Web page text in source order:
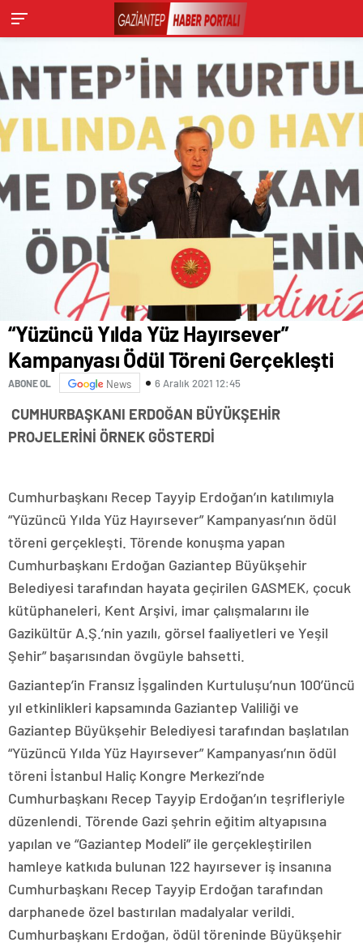
“Yüzüncü Yılda Yüz Hayırsever”
Kampanyası Ödül Töreni Gerçekleşti
ABONE OL News 6 Aralık 2021 12:45
CUMHURBAŞKANI ERDOĞAN BÜYÜKŞEHİR
PROJELERİNİ ÖRNEK GÖSTERDİ
Cumhurbaşkanı Recep Tayyip Erdoğan’ın katılımıyla
“Yüzüncü Yılda Yüz Hayırsever” Kampanyası’nın ödül
töreni gerçekleşti. Törende konuşma yapan
Cumhurbaşkanı Erdoğan Gaziantep Büyükşehir
Belediyesi tarafından hayata geçirilen GASMEK, çocuk
kütüphaneleri, Kent Arşivi, imar çalışmalarını ile
Gazikültür A.Ş.’nin yazılı, görsel faaliyetleri ve Yeşil
Şehir” başarısından övgüyle bahsetti.
Gaziantep’in Fransız İşgalinden Kurtuluşu’nun 100’üncü
yıl etkinlikleri kapsamında Gaziantep Valiliği ve
Gaziantep Büyükşehir Belediyesi tarafından başlatılan
“Yüzüncü Yılda Yüz Hayırsever” Kampanyası’nın ödül
töreni İstanbul Haliç Kongre Merkezi’nde
Cumhurbaşkanı Recep Tayyip Erdoğan’ın teşrifleriyle
düzenlendi. Törende Gazi şehrin eğitim altyapısına
yapılan ve “Gaziantep Modeli” ile gerçekleştirilen
hamleye katkıda bulunan 122 hayırsever iş insanına
Cumhurbaşkanı Recep Tayyip Erdoğan tarafından
darphanede özel bastırılan madalyalar verildi.
Cumhurbaşkanı Erdoğan, ödül töreninde Büyükşehir